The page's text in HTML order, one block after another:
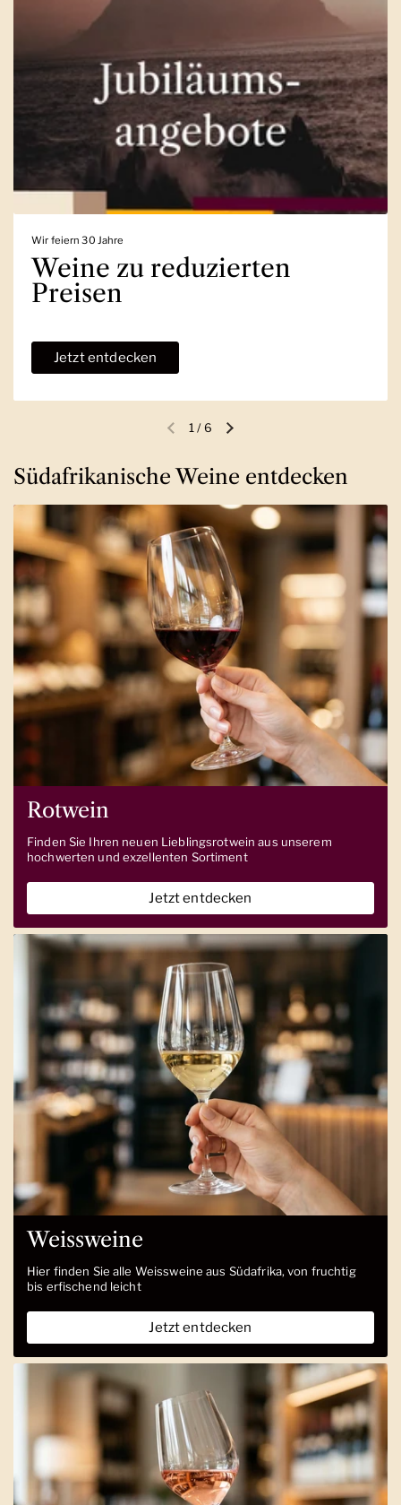
Wir feiern 30 Jahre
Weine zu reduzierten
Preisen
Jetzt entdecken
Vorherige FolieNächste Folie
1 /6
Südafrikanische Weine entdecken
Rotwein
Finden Sie Ihren neuen Lieblingsrotwein aus unserem
hochwerten und exzellenten Sortiment
Jetzt entdecken
Weissweine
Hier finden Sie alle Weissweine aus Südafrika, von fruchtig
bis erfischend leicht
Jetzt entdecken